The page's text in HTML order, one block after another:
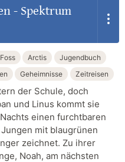
- Spektrum
Arctis
Jugendbuch
Geheimnisse Zeitreisen
der Schule, doch
und Linus kommt sie
einen furchtbaren
mit blaugrünen
zeichnet. Zu ihrer
Noah, am nächsten